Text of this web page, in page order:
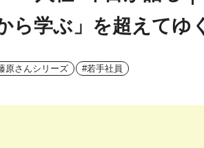
ら学ぶ」を超えてゆ
原さんシリーズ #若手社員